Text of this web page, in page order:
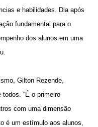
e habilidades. Dia após
fundamental para o
dos alunos em uma
Gilton Rezende,
todos. “É o primeiro
com uma dimensão
é um estímulo aos alunos,